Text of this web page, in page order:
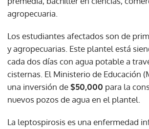
agropecuaria.
Los estudiantes afectados son de
y agropecuarias. Este plantel está
cada dos días con agua potable a
cisternas. El Ministerio de Educación
una inversión de$50,000 para la
nuevos pozos de agua en el plantel.
La leptospirosis es una enfermedad